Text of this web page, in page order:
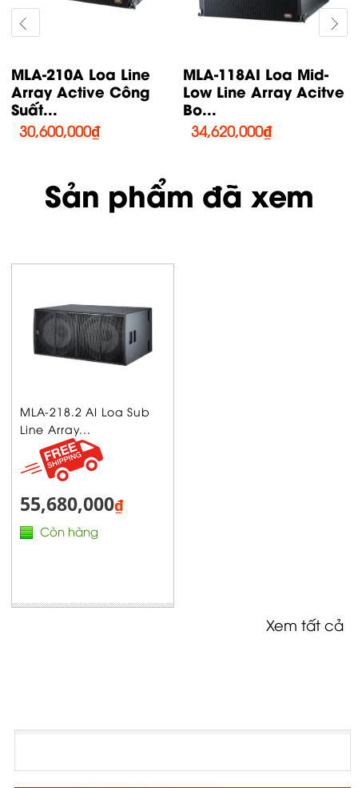
MLA-118A Loa Mid
Low Line Array Acitve
Công...
24,820,000₫
MLA-218AI Loa Sub
Line Array Acitve...
47,590,000
Sản phẩm đã xem
MLA-218.2 AI Loa Sub
Line Array...
55,680,000₫
Còn hàng
Xem tất cả